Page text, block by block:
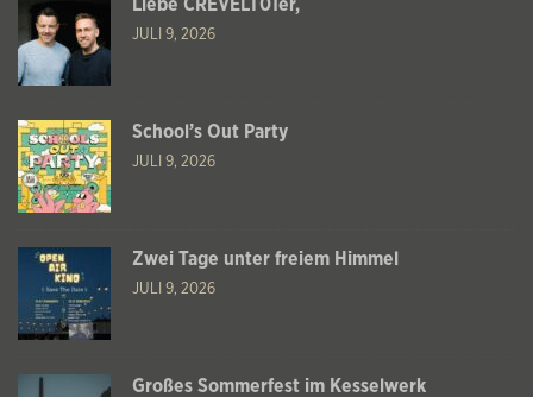
Liebe CREVELT01er,
JULI 9, 2026
School’s Out Party
JULI 9, 2026
Zwei Tage unter freiem Himmel
JULI 9, 2026
Großes Sommerfest im Kesselwerk